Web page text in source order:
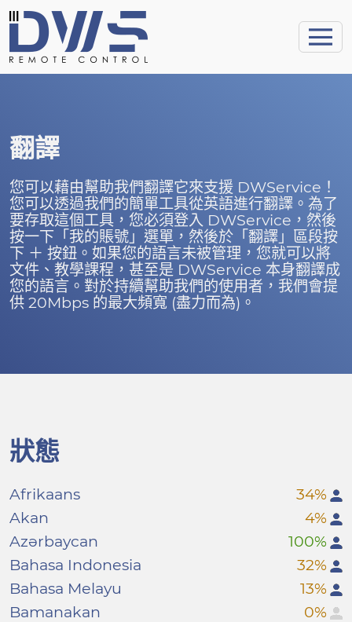
翻譯
您可以藉由幫助我們翻譯它來支援 DWService！
您可以透過我們的簡單工具從英語進行翻譯。為了
要存取這個工具，您必須登入 DWService，然後
按一下「我的賬號」選單，然後於「翻譯」區段按
下 ＋ 按鈕。如果您的語言未被管理，您就可以將
文件、教學課程，甚至是 DWService 本身翻譯成
您的語言。對於持續幫助我們的使用者，我們會提
供 20Mbps 的最大頻寬 (盡力而為)。
狀態
Afrikaans
34%
Akan
4%
Azərbaycan
100%
Bahasa Indonesia
32%
Bahasa Melayu
13%
Bamanakan
0%